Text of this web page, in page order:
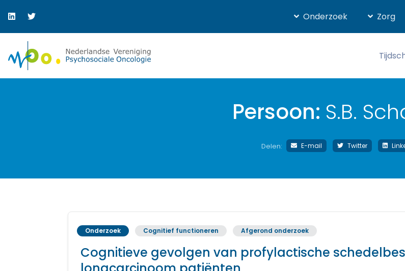
Onderzoek Zorg
Persoon: S.B.
Delen: E-mail Twitter
Onderzoek Cognitief functioneren Afgerond onderzoek
Cognitieve gevolgen van profylactische